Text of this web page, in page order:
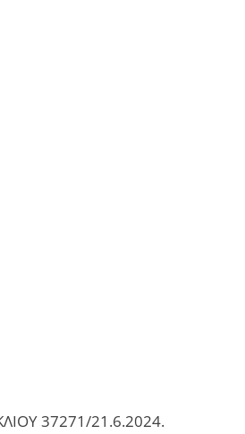
37271/21.6.2024.